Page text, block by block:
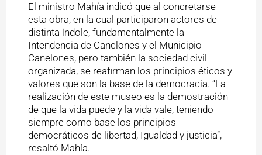
El ministro Mahía indicó que al concretarse
esta obra, en la cual participaron actores de
distinta índole, fundamentalmente la
Intendencia de Canelones y el Municipio
Canelones, pero también la sociedad civil
organizada, se reafirman los principios éticos y
valores que son la base de la democracia. “La
realización de este museo es la demostración
de que la vida puede y la vida vale, teniendo
siempre como base los principios
democráticos de libertad, Igualdad y justicia”,
resaltó Mahía.